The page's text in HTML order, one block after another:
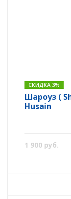
СКИДКА 3%
Шароуз (
Husain
1 900 руб.